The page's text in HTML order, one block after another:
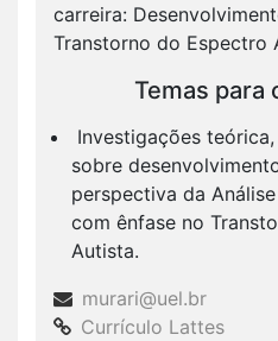
carreira:
Transtorno do Espectro
Temas para
Investigações
sobre
perspectiva da
com ênfase no
Autista.
murari@uel.br
Currículo Lattes